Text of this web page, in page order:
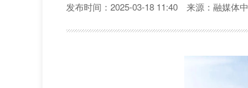
发布时间：2025-03-18 11:40 来源：融媒体